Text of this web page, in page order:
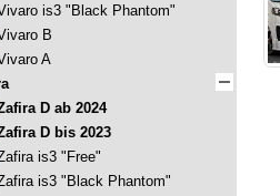
is3 "Black Phantom"
B
A
D ab 2024
D bis 2023
is3 "Free"
is3 "Black Phantom"